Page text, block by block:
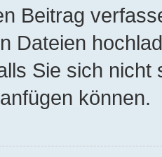
Beitrag
Dateien
Sie sich
können.